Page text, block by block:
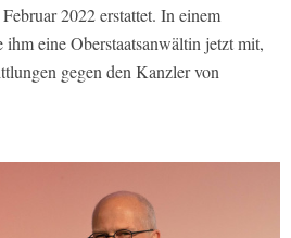
2022 erstattet. In einem
eine Oberstaatsanwältin jetzt mit,
gegen den Kanzler von